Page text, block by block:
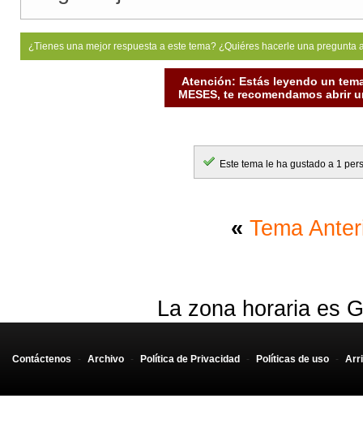
¿Tienes una mejor respuesta a este tema? ¿Quiéres hacerle una
Atención: Estás leyendo un
MESES, te recomendamos abrir
Este tema le ha gustado a 1
« Tema
La zona horaria es
Contáctenos - Archivo - Política de Privacidad - Políticas de uso -